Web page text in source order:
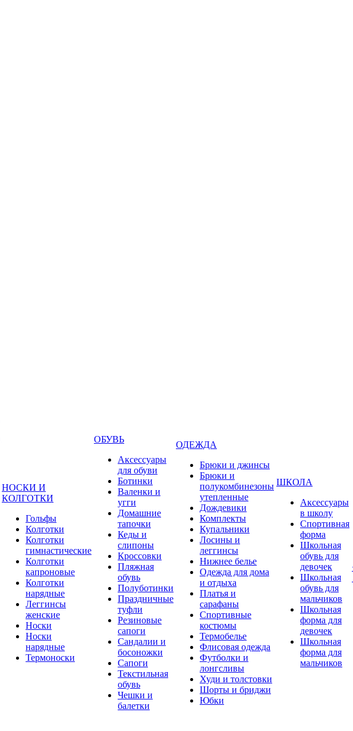
НОСКИ И
КОЛГОТКИ
Гольфы
Колготки
Колготки
гимнастические
Колготки
капроновые
Колготки
нарядные
Леггинсы
женские
Носки
Носки
нарядные
Термоноски
ОБУВЬ
Аксессуары
для обуви
Ботинки
Валенки и
угги
Домашние
тапочки
Кеды и
слипоны
Кроссовки
Пляжная
обувь
Полуботинки
Праздничные
туфли
Резиновые
сапоги
Сандалии и
босоножки
Сапоги
Текстильная
обувь
Чешки и
балетки
ОДЕЖДА
Брюки и джинсы
Брюки и
полукомбинезоны
утепленные
Дождевики
Комплекты
Купальники
Лосины и
леггинсы
Нижнее белье
Одежда для дома
и отдыха
Платья и
сарафаны
Спортивные
костюмы
Термобелье
Флисовая одежда
Футболки и
лонгсливы
Худи и толстовки
Шорты и бриджи
Юбки
ШКОЛА
Аксессуары
в школу
Спортивная
форма
Школьная
обувь для
девочек
Школьная
обувь для
мальчиков
Школьная
форма для
девочек
Школьная
форма для
мальчиков